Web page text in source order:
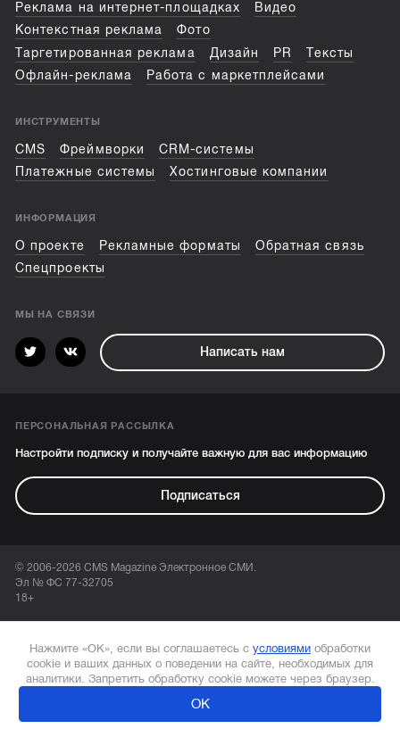
Реклама на интернет-площадках
Видео
Контекстная реклама
Фото
Таргетированная реклама
Дизайн PR
Тексты
Офлайн-реклама
Работа с маркетплейсами
ИНСТРУМЕНТЫ
CMS Фреймворки
CRM-системы
Платежные системы
Хостинговые компании
ИНФОРМАЦИЯ
О проекте Рекламные форматы
Обратная связь
Спецпроекты
МЫ НА СВЯЗИ
Написать нам
ПЕРСОНАЛЬНАЯ РАССЫЛКА
Настройти подписку и получайте важную для вас информацию
Подписаться
© 2006-2026 CMS Magazine Электронное СМИ.
Эл № ФС 77-32705
18+
Нажмите «ОК», если вы соглашаетесь с условиями обработки
cookie и ваших данных о поведении на сайте, необходимых для
аналитики. Запретить обработку cookie можете через браузер.
ОК